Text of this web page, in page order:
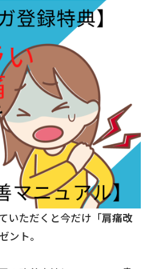
いただくと今だけ「肩痛改
ント。